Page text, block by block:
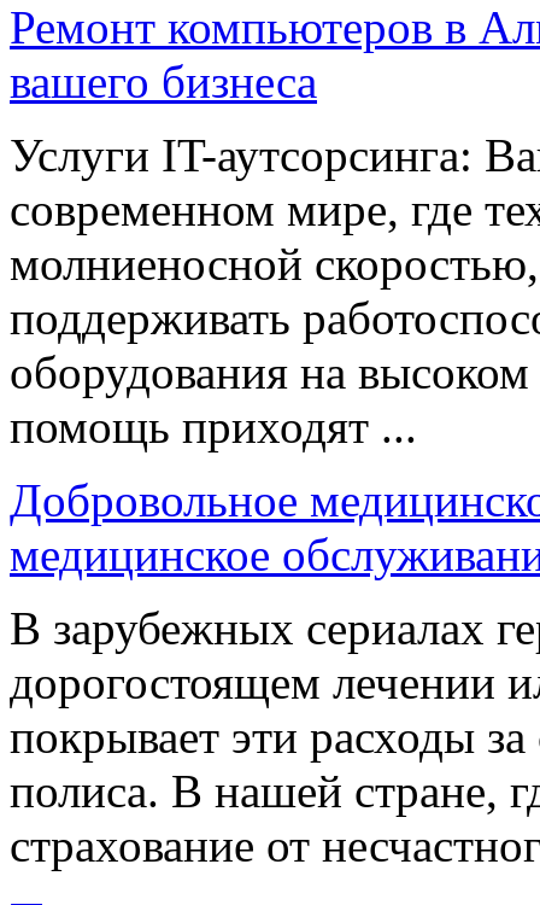
Ремонт компьютеров в
вашего бизнеса
Услуги IT-аутсорсинга:
современном мире, где
молниеносной
поддерживать
оборудования на
помощь приходят ...
Добровольное
медицинское
В зарубежных сериалах
дорогостоящем лечении
покрывает эти расходы
полиса. В нашей стране,
страхование от